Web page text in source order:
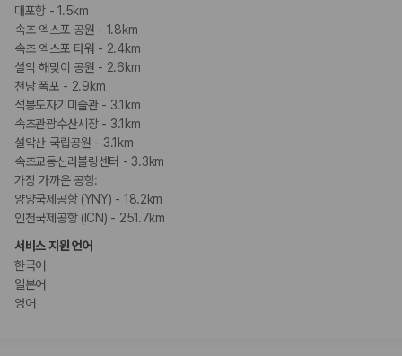
대포항 - 1.5km
속초 엑스포 공원 - 1.8km
속초 엑스포 타워 - 2.4km
설악 해맞이 공원 - 2.6km
천당 폭포 - 2.9km
석봉도자기미술관 - 3.1km
속초관광수산시장 - 3.1km
설악산 국립공원 - 3.1km
속초교동신라볼링센터 - 3.3km
가장 가까운 공항:
양양국제공항 (YNY) - 18.2km
인천국제공항 (ICN) - 251.7km
서비스 지원 언어
한국어
일본어
영어